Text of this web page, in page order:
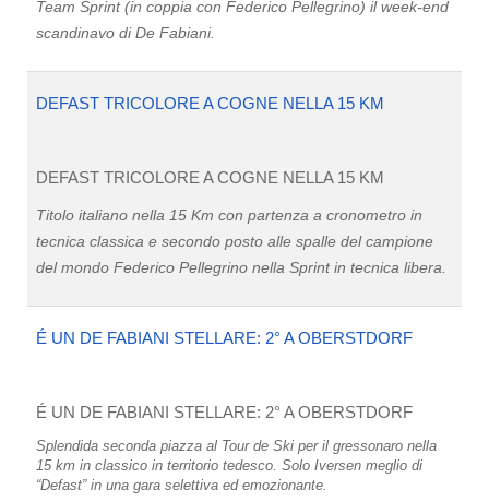
Team Sprint (in coppia con Federico Pellegrino) il week-end
scandinavo di De Fabiani.
DEFAST TRICOLORE A COGNE NELLA 15 KM
DEFAST TRICOLORE A COGNE NELLA 15 KM
Titolo italiano nella 15 Km con partenza a cronometro in
tecnica classica e secondo posto alle spalle del campione
del mondo Federico Pellegrino nella Sprint in tecnica libera.
É UN DE FABIANI STELLARE: 2° A OBERSTDORF
É UN DE FABIANI STELLARE: 2° A OBERSTDORF
Splendida seconda piazza al Tour de Ski per il gressonaro nella
15 km in classico in territorio tedesco. Solo Iversen meglio di
“Defast” in una gara selettiva ed emozionante.